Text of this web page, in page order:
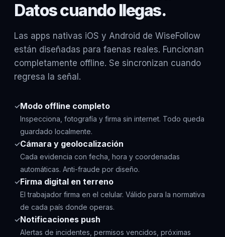
Datos cuando llegas.
Las apps nativas iOS y Android de WiseFollow
están diseñadas para faenas reales. Funcionan
completamente offline. Se sincronizan cuando
regresa la señal.
✓Modo offline completo
Inspecciona, fotografía y firma sin internet. Todo queda
guardado localmente.
✓Cámara y geolocalización
Cada evidencia con fecha, hora y coordenadas
automáticas. Anti-fraude por diseño.
✓Firma digital en terreno
El trabajador firma en el celular. Válido para la normativa
de cada país donde operas.
✓Notificaciones push
Alertas de incidentes, permisos vencidos, próximas